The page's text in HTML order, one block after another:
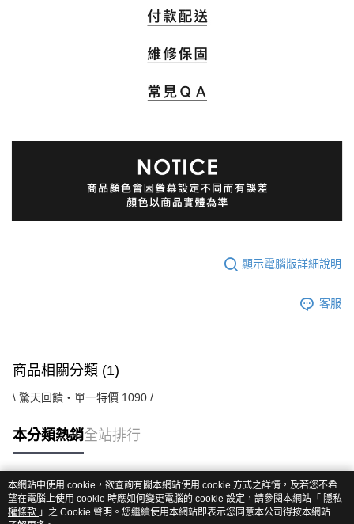
顯示電腦版詳細說明
客服
商品相關分類 (1)
\ 驚天回饋・單一特價 1090 /
本分類熱銷全站排行
熱門標籤
本網站中使用 cookie，欲查詢有關本網站使用 cookie 方式之詳情，及若您不希
望在電腦上使用 cookie 時應如何變更電腦的 cookie 設定，請參閱本網站「 隱私
權條款 」之 Cookie 聲明。您繼續使用本網站即表示您同意本公司得按本網站使